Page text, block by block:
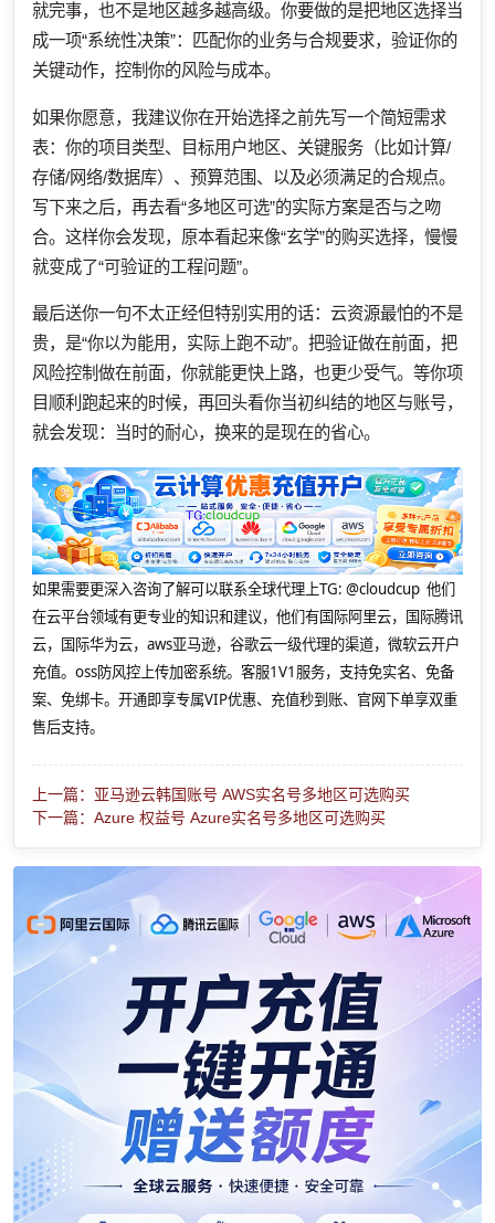
就完事，也不是地区越多越高级。你要做的是把地区选择当
成一项“系统性决策”：匹配你的业务与合规要求，验证你的
关键动作，控制你的风险与成本。
如果你愿意，我建议你在开始选择之前先写一个简短需求
表：你的项目类型、目标用户地区、关键服务（比如计算/
存储/网络/数据库）、预算范围、以及必须满足的合规点。
写下来之后，再去看“多地区可选”的实际方案是否与之吻
合。这样你会发现，原本看起来像“玄学”的购买选择，慢慢
就变成了“可验证的工程问题”。
最后送你一句不太正经但特别实用的话：云资源最怕的不是
贵，是“你以为能用，实际上跑不动”。把验证做在前面，把
风险控制做在前面，你就能更快上路，也更少受气。等你项
目顺利跑起来的时候，再回头看你当初纠结的地区与账号，
就会发现：当时的耐心，换来的是现在的省心。
如果需要更深入咨询了解可以联系全球代理上TG: @cloudcup 他们
在云平台领域有更专业的知识和建议，他们有国际阿里云，国际腾讯
云，国际华为云，aws亚马逊，谷歌云一级代理的渠道，微软云开户
充值。oss防风控上传加密系统。客服1V1服务，支持免实名、免备
案、免绑卡。开通即享专属VIP优惠、充值秒到账、官网下单享双重
售后支持。
上一篇：亚马逊云韩国账号 AWS实名号多地区可选购买
下一篇：Azure 权益号 Azure实名号多地区可选购买